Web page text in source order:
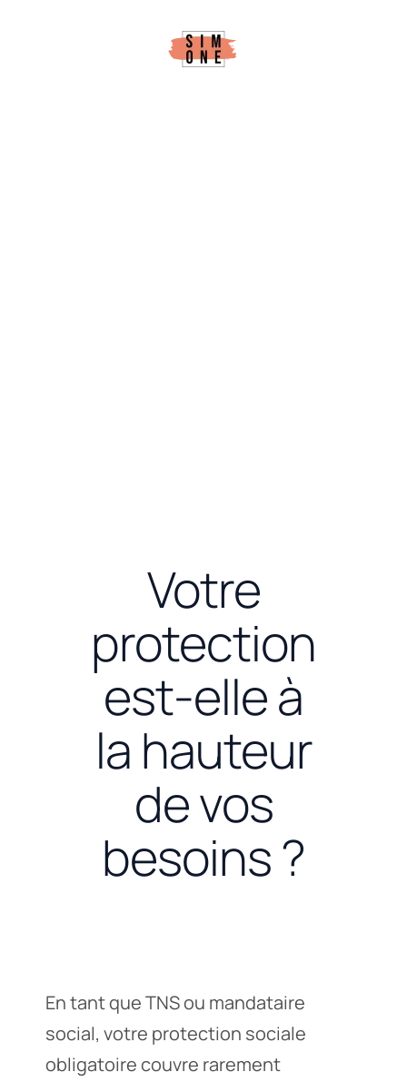
Votre
protection
est-elle à
la hauteur
de vos
besoins ?
En tant que TNS ou mandataire
social, votre protection sociale
obligatoire couvre rarement